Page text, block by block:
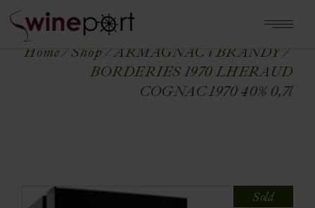
Home Shop
ARMAGNAC i BRANDY
BORDERIES 1970 LHERAUD
COGNAC 1970 40% 0,7l
Sold